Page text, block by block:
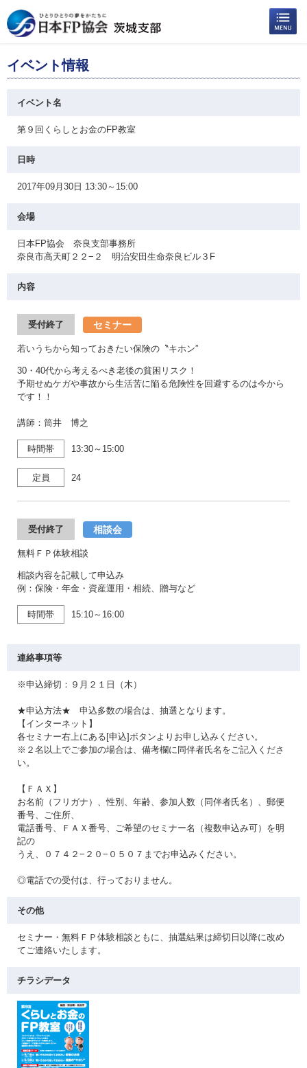
イベント情報
イベント名
第９回くらしとお金のFP教室
日時
2017年09月30日 13:30～15:00
会場
日本FP協会 奈良支部事務所
奈良市高天町２２−２ 明治安田生命奈良ビル３F
内容
受付終了 セミナー
若いうちから知っておきたい保険の〝キホン”
30・40代から考えるべき老後の貧困リスク！
予期せぬケガや事故から生活苦に陥る危険性を回避するのは今から
です！！
講師：筒井 博之
時間帯 13:30～15:00
定員 24
受付終了 相談会
無料ＦＰ体験相談
相談内容を記載して申込み
例：保険・年金・資産運用・相続、贈与など
時間帯 15:10～16:00
連絡事項等
※申込締切：９月２１日（木）
★申込方法★ 申込多数の場合は、抽選となります。
【インターネット】
各セミナー右上にある[申込]ボタンよりお申し込みください。
※２名以上でご参加の場合は、備考欄に同伴者氏名をご記入くださ
い。
【ＦＡＸ】
お名前（フリガナ）、性別、年齢、参加人数（同伴者氏名）、郵便
番号、ご住所、
電話番号、ＦＡＸ番号、ご希望のセミナー名（複数申込み可）を明
記の
うえ、０７４２−２０−０５０７までお申込みください。
◎電話での受付は、行っておりません。
その他
セミナー・無料ＦＰ体験相談ともに、抽選結果は締切日以降に改め
てご連絡いたします。
チラシデータ